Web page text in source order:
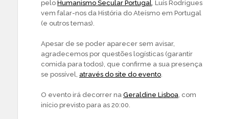
pelo Humanismo Secular Portugal, Luís Rodrigues
vem falar-nos da História do Ateísmo em Portugal
(e outros temas).
Apesar de se poder aparecer sem avisar,
agradecemos por questões logísticas (garantir
comida para todos), que confirme a sua presença
se possível, através do site do evento.
O evento irá decorrer na Geraldine Lisboa, com
início previsto para as 20:00.